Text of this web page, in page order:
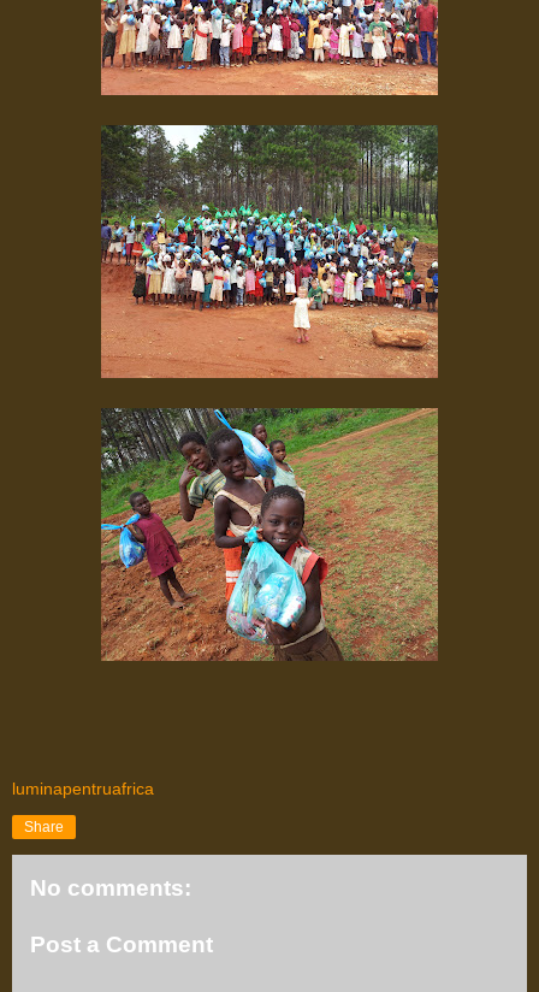
luminapentruafrica
Share
No comments:
Post a Comment